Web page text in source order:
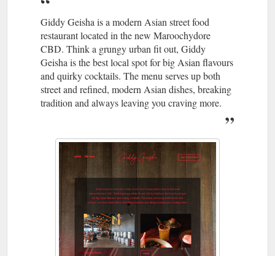
Giddy Geisha is a modern Asian street food
restaurant located in the new Maroochydore
CBD. Think a grungy urban fit out, Giddy
Geisha is the best local spot for big Asian flavours
and quirky cocktails. The menu serves up both
street and refined, modern Asian dishes, breaking
tradition and always leaving you craving more.